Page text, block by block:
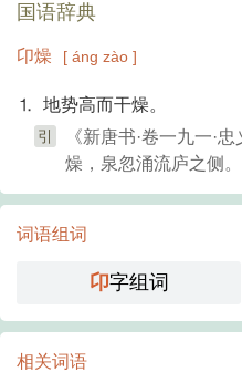
国语辞典
卬燥 [ áng zào ]
⒈ 地势高而干燥。
引
《新唐书·卷一九一·
燥，泉忽涌流庐之侧。
词语组词
卬字组词
相关词语